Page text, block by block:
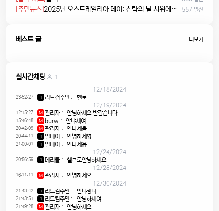
[주민뉴스] 2025년 오스트레일리아 데이: 침략의 날 시위에서 시민권 선서, 피크닉까지 557 일전
베스트 글 더보기
실시간채팅
1
12/18/2024
23:52:27 1 리드컴주민 :
헬로
12/19/2024
12:15:27 M 관리자: 안녕하세요 반갑습니다.
15:46:48 M burw : 안냐세여
20:42:09 M 관리자: 안냐세욤
20:44:11 1 일메이 : 안녕하세영
21:00:01 1 일메이 :
안냐세용
12/24/2024
20:56:59 1 메리클:
헬ㄹ로안녕하세요
12/28/2024
16:11:11 M 관리자:
안녕하세요
12/30/2024
21:43:42 1 리드컴주민 : 안냐셍너
21:43:51 1 리드컴주민 : 안냥하세여
21:49:28 M 관리자:
안녕하세요